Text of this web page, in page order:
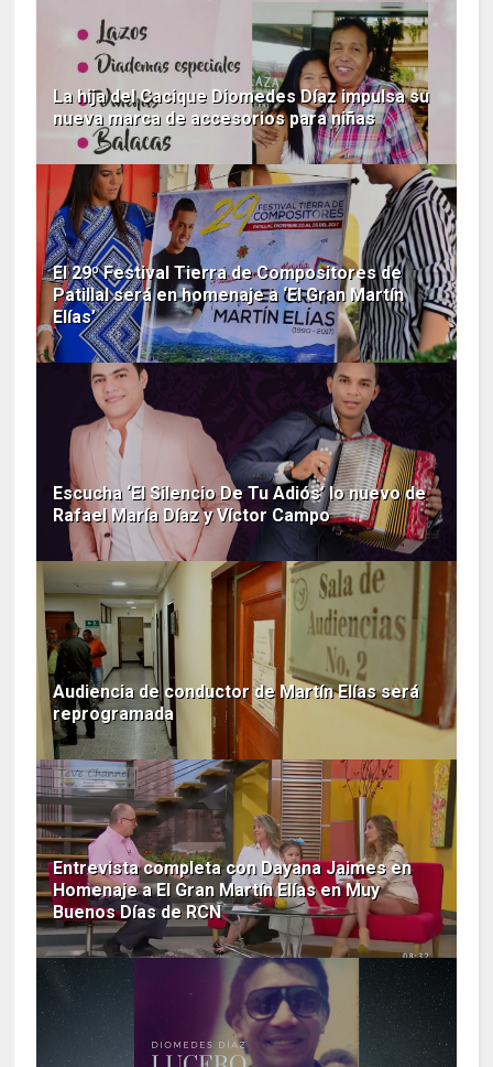
La hija del Cacique Diomedes Díaz impulsa su
nueva marca de accesorios para niñas
El 29º Festival Tierra de Compositores de
Patillal será en homenaje a ‘El Gran Martín
Elías’
Escucha ‘El Silencio De Tu Adiós’ lo nuevo de
Rafael María Díaz y Víctor Campo
Audiencia de conductor de Martín Elías será
reprogramada
Entrevista completa con Dayana Jaimes en
Homenaje a El Gran Martín Elías en Muy
Buenos Días de RCN